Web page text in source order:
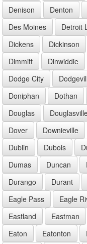
Denison
Denton
Des Moines
Detroit
Dickens
Dickinson
Dimmitt
Dinwiddie
Dodge City
Doniphan
Dothan
Douglas
Dover
Downieville
Dublin
Dubois
Dumas
Duncan
Durango
Durant
Eagle Pass
Eagle
Eastland
Eastman
Eaton
Eatonton